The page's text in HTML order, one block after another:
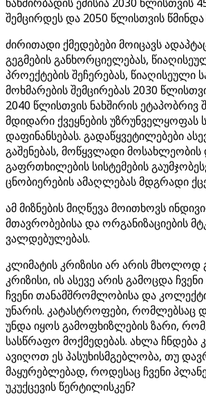
შემცირდეს და 2050 წლისთვის
ძირითადი ქმედებები მოიცავს
გეგმების განხორციელებას,
პროექტების შეჩერებას, წიაღისეული
მოხმარების შემცირებას 2030
2040 წლისთვის ნახშირის ეტაპობრივ
მდიდარი ქვეყნების უზრუნველყოფას
დაფინანსებას. გადაწყვეტილებები
გაშენებას, მოწყვლადი
გაფრთხილების სისტემების
ცნობიერების ამაღლებას მდგრადი
ამ მიზნების მიღწევა მოითხოვს
მთავრობებისა და ორგანიზაციების
ვალდებულებას.
კლიმატის კრიზისი არ არის მხოლოდ
კრიზისი, ის ასევე არის გამოცდა
ჩვენი თანამშრომლობისა და
უნარის. კატასტროფები, რომლებსაც
უნდა იყოს გამოფხიზლების ზარი,
სასწრაფო მოქმედებას. ახლა ჩნდება
ავიღოთ ეს პასუხისმგებლობა, თუ
მაყურებლებად, როდესაც ჩვენი
უკუქცევის წერტილისკენ?